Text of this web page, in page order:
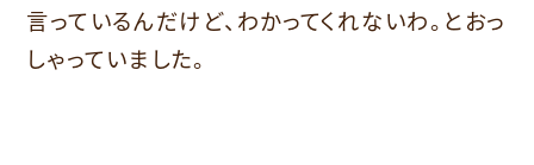
言っているんだけど、わかってくれないわ。とおっ
しゃっていました。